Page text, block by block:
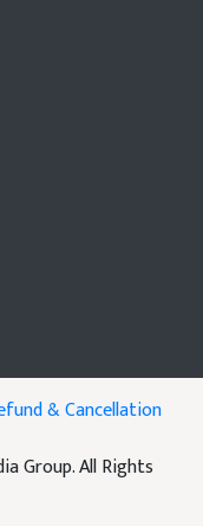
& Cancellation
Group. All Rights